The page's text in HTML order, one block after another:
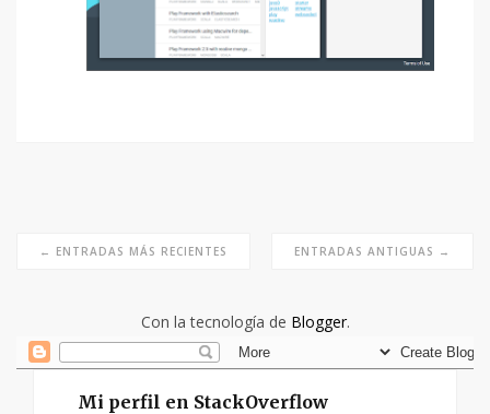
← ENTRADAS MÁS RECIENTES ENTRADAS ANTIGUAS →
Con la tecnología de Blogger.
Mi perfil en StackOverflow